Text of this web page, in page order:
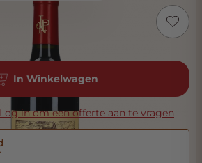
In Winkelwagen
Log in om een offerte aan te vragen